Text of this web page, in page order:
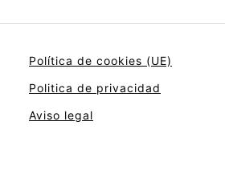
Política de cookies (UE)
Politica de privacidad
Aviso legal